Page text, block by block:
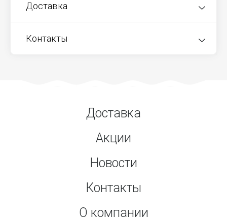
Доставка
Контакты
Доставка
Акции
Новости
Контакты
О компании